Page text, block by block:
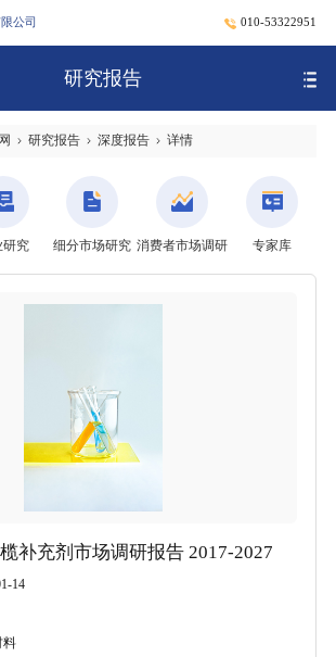
公司 010-53322951
研究报告
研究报告 深度报告 详情
研究 细分市场研究 消费者市场调研 专家库
补充剂市场调研报告 2017-2027
14
料